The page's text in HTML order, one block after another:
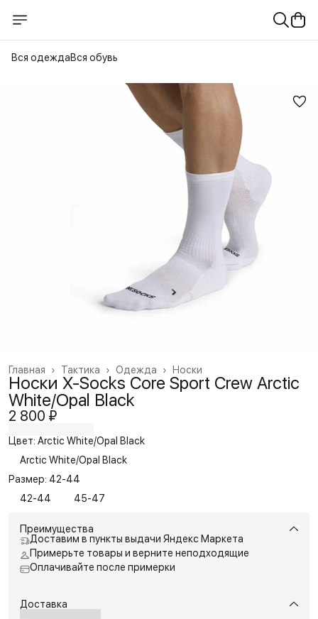
Вся одеждаВся обувь
Носки
Одежда ›
Тактика ›
Главная ›
Носки X-Socks Core Sport Crew Arctic
White/Opal Black
2 800 ₽
Цвет: Arctic White/Opal Black
Arctic White/Opal Black
Размер: 42-44
42-44
45-47
Преимущества
Доставим в пункты выдачи Яндекс Маркета
Примерьте товары и верните неподходящие
Оплачивайте после примерки
Доставка